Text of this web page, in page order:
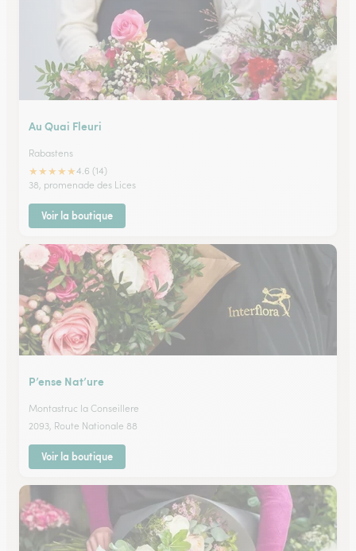
Au Quai Fleuri
Rabastens
★★★★★4.6 (14)
38, promenade des Lices
Voir la boutique
P’ense Nat’ure
Montastruc la Conseillere
2093, Route Nationale 88
Voir la boutique